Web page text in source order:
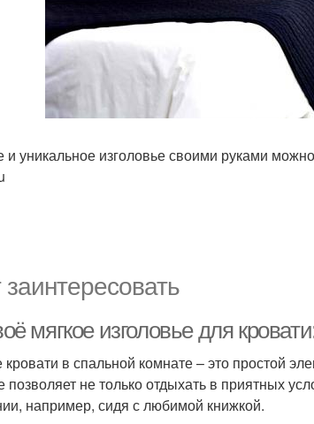
и уникальное изголовье своими руками
мягкое изголовье для
кровати в спальной комнате – это простой
позволяет не только отдыхать в приятных
например, сидя с любимой книжкой.